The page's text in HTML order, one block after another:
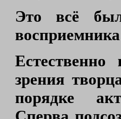
Это всё
зрения
порядке